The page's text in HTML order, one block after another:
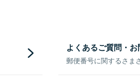
よくあるご質問・
郵便番号に関するさま